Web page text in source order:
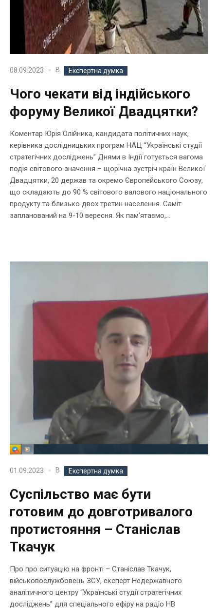
08.09.2023 В Експертна думка
Чого чекати від індійського
форуму Великої Двадцятки?
Коментар Юрія Олійника, кандидата політичних наук,
керівника дослідницьких програм НАЦ “Українські студії
стратегічних досліджень” Днями в Індії готується вагома
подія світового значення – щорічна зустріч країн Великої
Двадцятки, 20 держав та окремо Європейського Союзу,
що складають до 90 % світового валового національного
продукту та близько двох третин населення. Саміт
запланований на 9-10 вересня. Як пам’ятаємо,...
01.09.2023 В Експертна думка
Суспільство має бути
готовим до довготривалого
протистояння – Станіслав
Ткачук
Про про ситуацію на фронті – Станіслав Ткачук,
військовослужбовець ЗСУ, експерт Недержавного
аналітичного центру “Українські студії стратегічних
досліджень” для спеціального ефіру на радіо НВ